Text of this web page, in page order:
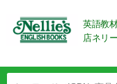
英語教
店ネリ